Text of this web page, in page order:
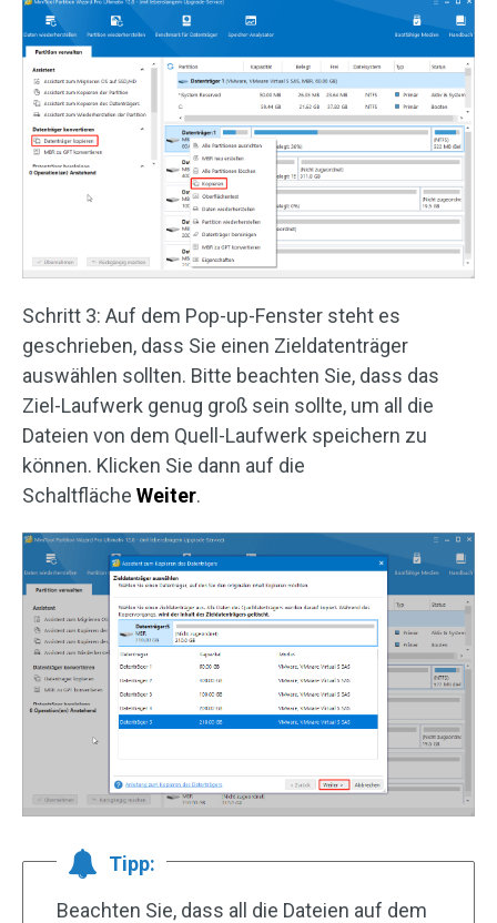
Schritt 3: Auf dem Pop-up-Fenster steht es
geschrieben, dass Sie einen Zieldatenträger
auswählen sollten. Bitte beachten Sie, dass das
Ziel-Laufwerk genug groß sein sollte, um all die
Dateien von dem Quell-Laufwerk speichern zu
können. Klicken Sie dann auf die
Schaltfläche Weiter.
Tipp:
Beachten Sie, dass all die Dateien auf dem